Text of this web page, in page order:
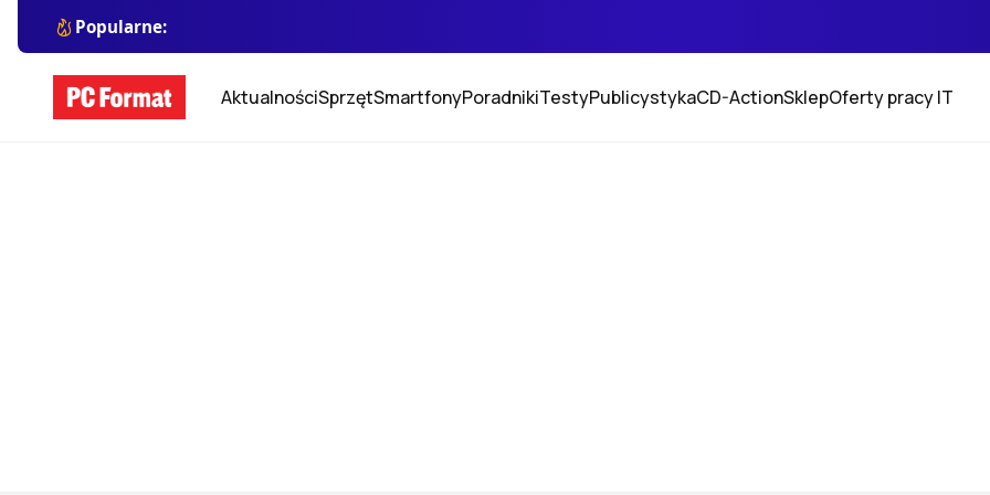
Popularne:
AktualnościSprzętSmartfonyPoradnikiTestyPublicystykaCD-ActionSklepOferty pracy IT